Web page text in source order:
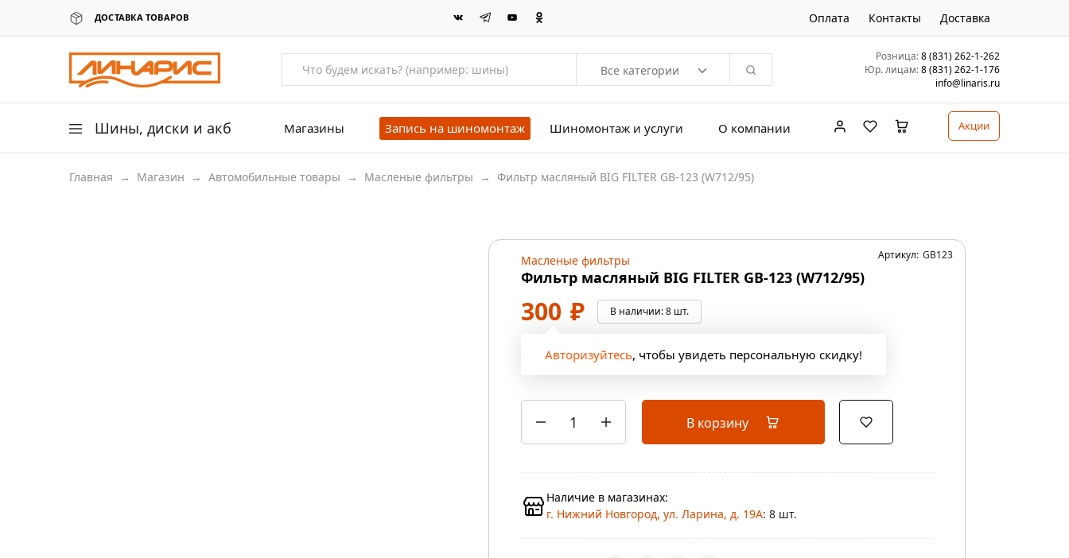
ДОСТАВКА ТОВАРОВ Оплата Контакты Доставка
Линарис
Продажа
шин,
дисков
аккумуляторов
Все категории
Розница:8 (831) 262-1-262
Юр. лицам:8 (831) 262-1-176
info@linaris.ru
Шины, диски и акб
Легковые шины
Магазины Запись на шиномонтаж Шиномонтаж и услуги О компании Акции
Главная → Магазин → Автомобильные товары → Масленые фильтры → Фильтр масляный BIG FILTER GB-123 (W712/95)
Масленые фильтры
Фильтр масляный BIG FILTER GB-123 (W712/95)
300 ₽ В наличии:8 шт.
Авторизуйтесь, чтобы увидеть персональную скидку!
В корзину
Артикул: GB123
Наличие в магазинах:
г. Нижний Новгород, ул. Ларина, д. 19А: 8 шт.